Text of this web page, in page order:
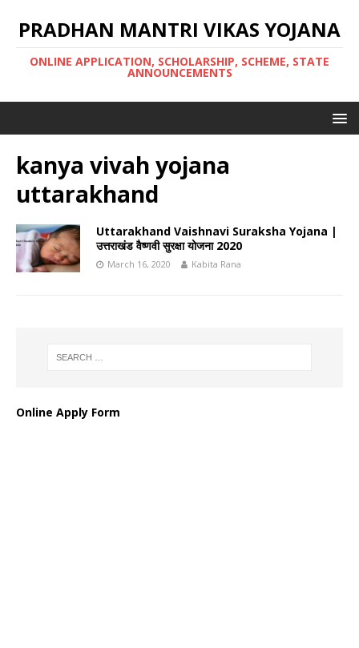
PRADHAN MANTRI VIKAS YOJANA
ONLINE APPLICATION, SCHOLARSHIP, SCHEME, STATE
ANNOUNCEMENTS
kanya vivah yojana
uttarakhand
Uttarakhand Vaishnavi Suraksha Yojana |
उत्तराखंड वैष्णवी सुरक्षा योजना 2020
March 16, 2020 Kabita Rana
Online Apply Form